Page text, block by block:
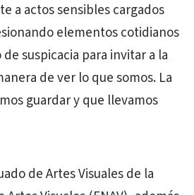
a actos sensibles cargados
elementos cotidianos
suspicacia para invitar a la
de ver lo que somos. La
guardar y que llevamos
de Artes Visuales de la